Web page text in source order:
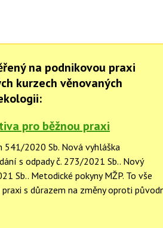
na podnikovou praxi
kurzech věnovaných
pro běžnou praxi
541/2020 Sb. Nová vyhláška
s odpady č. 273/2021 Sb.. Nový
Sb.. Metodické pokyny MŽP. To vše
s důrazem na změny oproti